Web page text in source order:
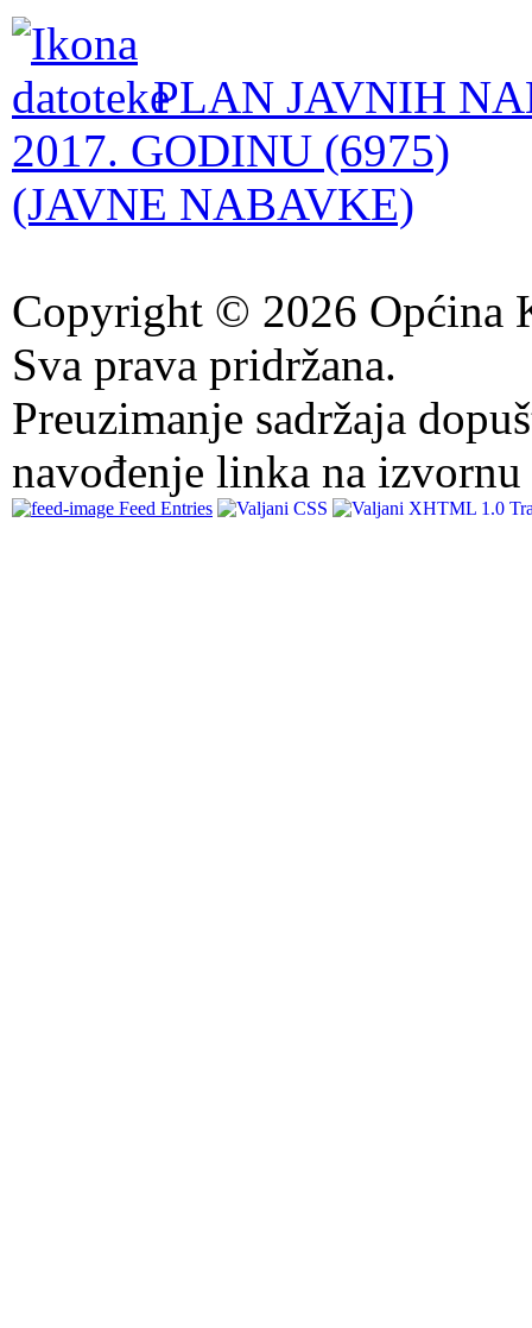
PLAN JAVNIH
2017. GODINU (6975)
(JAVNE NABAVKE)
Copyright © 2026 Općina
Sva prava pridržana.
Preuzimanje sadržaja
navođenje linka na izvornu
Feed Entries